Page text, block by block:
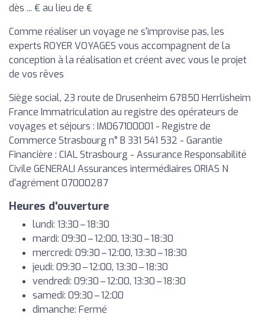
dès ... € au lieu de €
Comme réaliser un voyage ne s'improvise pas, les
experts ROYER VOYAGES vous accompagnent de la
conception à la réalisation et créent avec vous le projet
de vos rêves
Siège social, 23 route de Drusenheim 67850 Herrlisheim
France Immatriculation au registre des opérateurs de
voyages et séjours : IM067100001 - Registre de
Commerce Strasbourg n° B 331 541 532 - Garantie
Financière : CIAL Strasbourg - Assurance Responsabilité
Civile GENERALI Assurances intermédiaires ORIAS N
d'agrément 07000287
Heures d'ouverture
lundi: 13:30 – 18:30
mardi: 09:30 – 12:00, 13:30 – 18:30
mercredi: 09:30 – 12:00, 13:30 – 18:30
jeudi: 09:30 – 12:00, 13:30 – 18:30
vendredi: 09:30 – 12:00, 13:30 – 18:30
samedi: 09:30 – 12:00
dimanche: Fermé